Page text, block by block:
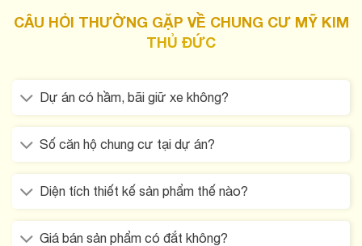
CÂU HỎI THƯỜNG GẶP VỀ CHUNG CƯ MỸ KIM
THỦ ĐỨC
Dự án có hầm, bãi giữ xe không?
Số căn hộ chung cư tại dự án?
Diện tích thiết kế sản phẩm thế nào?
Giá bán sản phẩm có đắt không?